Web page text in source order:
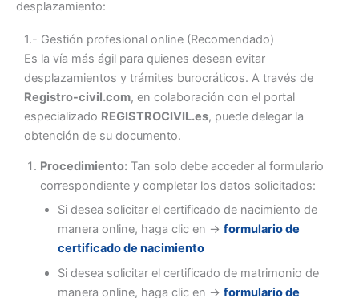
desplazamiento:
1.- Gestión profesional online (Recomendado)
Es la vía más ágil para quienes desean evitar
desplazamientos y trámites burocráticos. A través de
Registro-civil.com, en colaboración con el portal
especializado REGISTROCIVIL.es, puede delegar la
obtención de su documento.
Procedimiento: Tan solo debe acceder al formulario
correspondiente y completar los datos solicitados:
Si desea solicitar el certificado de nacimiento de
manera online, haga clic en -> formulario de
certificado de nacimiento
Si desea solicitar el certificado de matrimonio de
manera online, haga clic en -> formulario de